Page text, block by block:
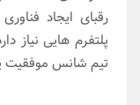
رقبای ایجاد
پلتفرم هایی نیاز
تیم شانس موفقیت